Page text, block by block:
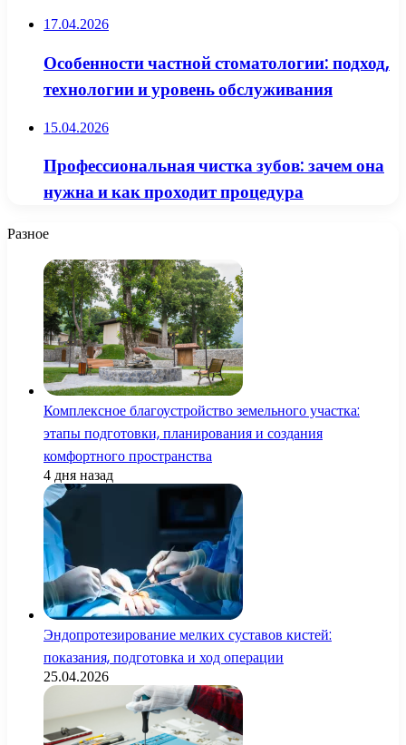
17.04.2026
Особенности частной стоматологии: подход,
технологии и уровень обслуживания
15.04.2026
Профессиональная чистка зубов: зачем она
нужна и как проходит процедура
Разное
Комплексное благоустройство земельного участка:
этапы подготовки, планирования и создания
комфортного пространства
4 дня назад
Эндопротезирование мелких суставов кистей:
показания, подготовка и ход операции
25.04.2026